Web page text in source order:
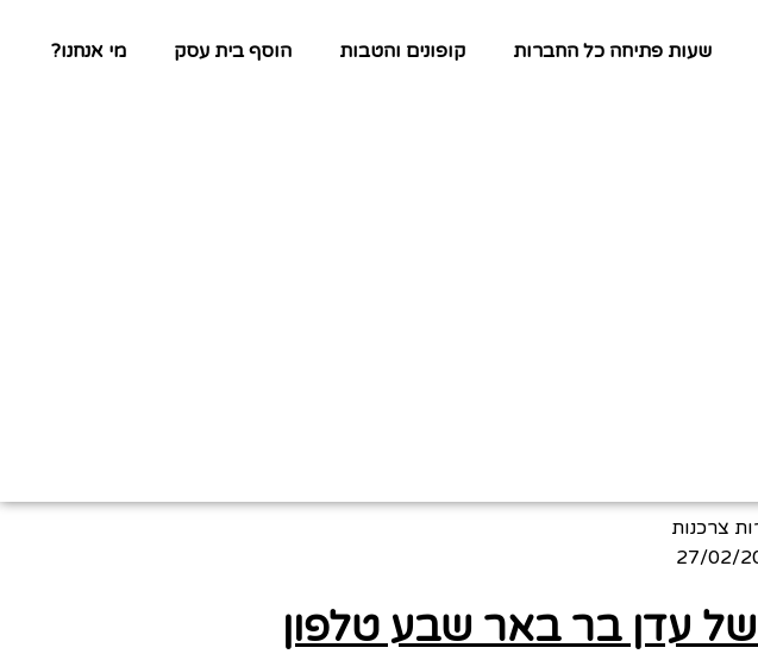
שעות פתיחה כל החברות קופונים והטבות הוסף בית עסק מי אנחנו?
צרכנות
27/02/
של עדן בר באר שבע טלפון